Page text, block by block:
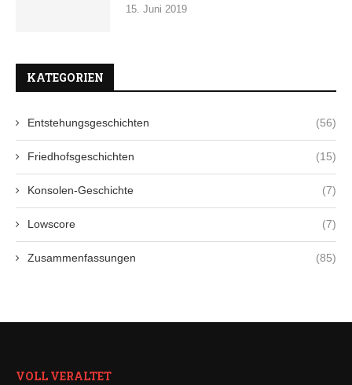
15. Juni 2019
KATEGORIEN
Entstehungsgeschichten (56)
Friedhofsgeschichten (15)
Konsolen-Geschichte (7)
Lowscore (7)
Zusammenfassungen (85)
VOLL VERALTET